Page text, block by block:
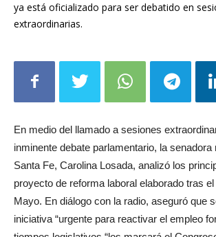
ya está oficializado para ser debatido en
extraordinarias.
En medio del llamado a sesiones
inminente debate parlamentario, la senadora
Santa Fe, Carolina Losada, analizó los
proyecto de reforma laboral elaborado tras
Mayo. En diálogo con la radio, aseguró que
iniciativa “urgente para reactivar el empleo